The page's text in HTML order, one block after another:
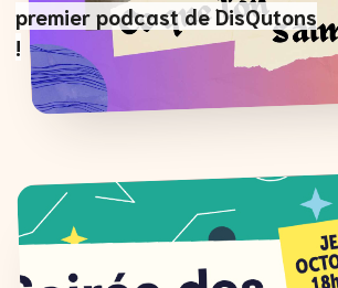
premier podcast de DisQutons
!